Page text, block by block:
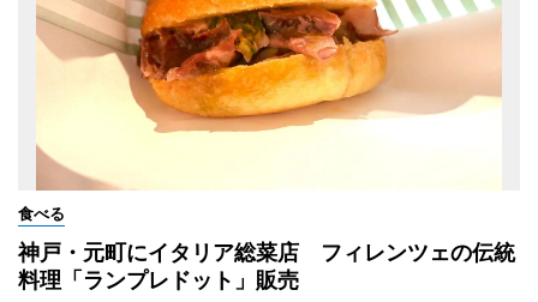
食べる
神戸・元町にイタリア総菜店 フィレンツェの伝統
料理「ランプレドット」販売